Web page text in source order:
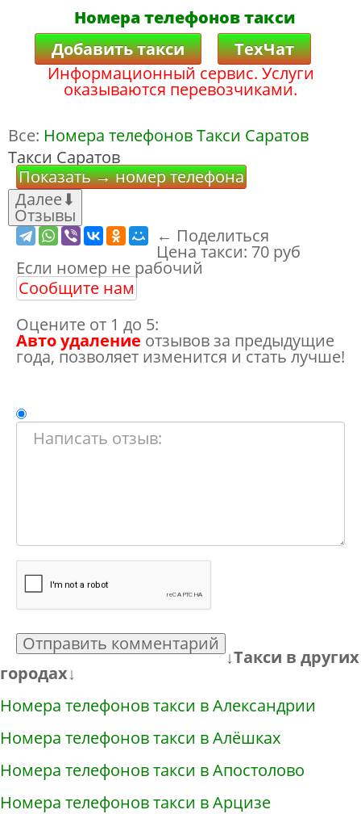
Номера телефонов такси
Добавить такси
ТехЧат
Информационный сервис. Услуги
оказываются перевозчиками.
Все: Номера телефонов Такси Саратов
Такси Саратов
Показать → номер телефона
Далее⬇
Отзывы
← Поделиться
Цена такси: 70 руб
Если номер не рабочий
Сообщите нам
Оцените от 1 до 5:
Авто удаление отзывов за предыдущие
года, позволяет изменится и стать лучше!
Отправить комментарий
↓Такси в других
городах↓
Номера телефонов такси в Александрии
Номера телефонов такси в Алёшках
Номера телефонов такси в Апостолово
Номера телефонов такси в Арцизе